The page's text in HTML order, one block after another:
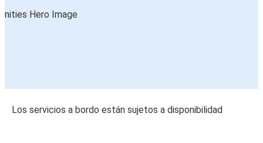
Los servicios a bordo están sujetos a disponibilidad